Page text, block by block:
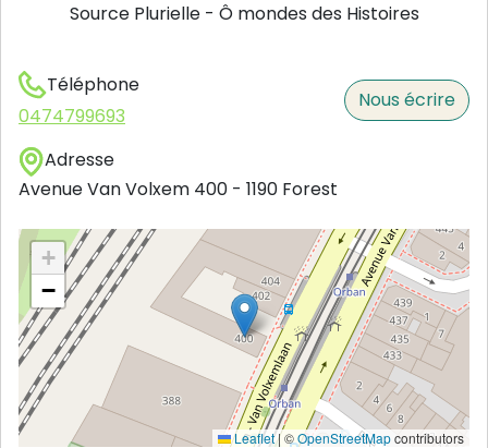
Source Plurielle - Ô mondes des Histoires
Téléphone
0474799693
Nous écrire
Adresse
Avenue Van Volxem 400 - 1190 Forest
+
−
Leaflet|©OpenStreetMapcontributors